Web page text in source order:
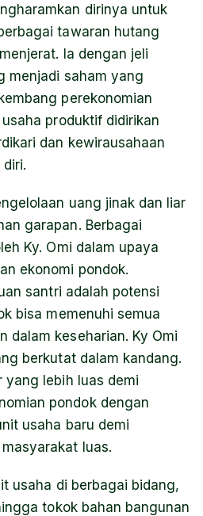
dirinya untuk
tawaran hutang
Ia dengan jeli
menjadi saham yang
perekonomian
produktif didirikan
dan kewirausahaan
uang jinak dan liar
garapan. Berbagai
Ky. Omi dalam upaya
ekonomi pondok.
santri adalah potensi
bisa memenuhi semua
dalam keseharian. Ky Omi
berkutat dalam kandang.
yang lebih luas demi
pondok dengan
usaha baru demi
luas.
usaha di berbagai bidang,
tokok bahan bangunan